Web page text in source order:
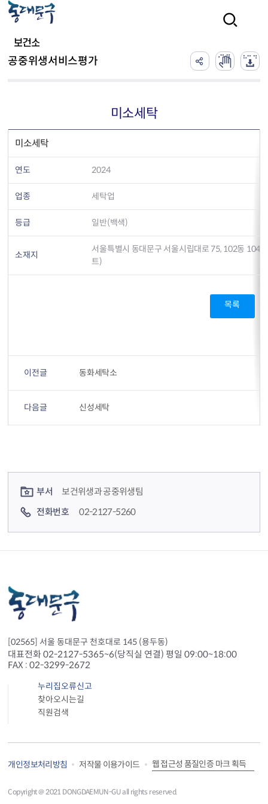
보건소
공중위생서비스평가
미소세탁
미소세탁
연도 2024
업종 세탁업
등급 일반(백색)
소재지
서울특별시 동대문구 서울시립대로 75, 102동 104
트)
목록
이전글 동화세탁소
다음글 신성세탁
부서
보건위생과 공중위생팀
전화번호
02-2127-5260
[02565] 서울 동대문구 천호대로 145 (용두동)
대표전화 02-2127-5365~6(당직실 연결) 평일 09:00~18:00
FAX : 02-3299-2672
누리집오류신고
찾아오시는길
직원검색
개인정보처리방침 저작물 이용가이드 웹 접근성 품질인증 마크 획득
Copyright＠ 2021 DONGDAEMUN-GU all rights reserved.